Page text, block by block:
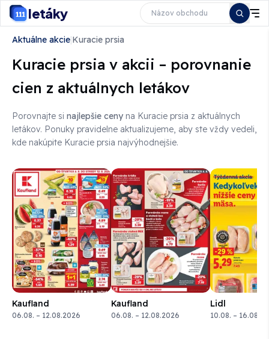
letáky
Aktuálne akcie|Kuracie prsia
Kuracie prsia v akcii – porovnanie
cien z aktuálnych letákov
Porovnajte si najlepšie ceny na Kuracie prsia z aktuálnych
letákov. Ponuky pravidelne aktualizujeme, aby ste vždy vedeli,
kde nakúpite Kuracie prsia najvýhodnejšie.
Kaufland
06.08. – 12.08.2026
Kaufland
06.08. – 12.08.2026
Lidl
10.08. –